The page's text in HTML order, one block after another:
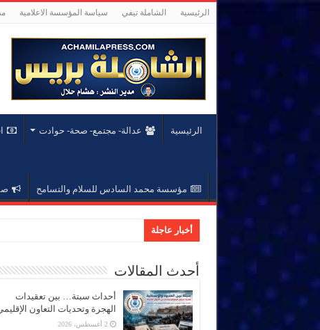
الرئيسية الشاملة تيفي سياسة المؤسسة الاعلامية
الرئيسية عدالة- مجتمع- صحة- حوادت
مؤسسة محمد السادس للسلام والتسامح
أخبار عاجلة
أحدث المقالات
أحداث سبتة… بين تعقيدات
الهجرة وتحديات التعاون
2 أغسطس، 2026